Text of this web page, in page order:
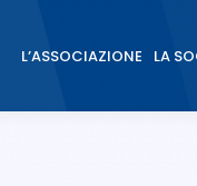
L’ASSOCIAZIONE LA
L’ASSOCIAZIONE LA